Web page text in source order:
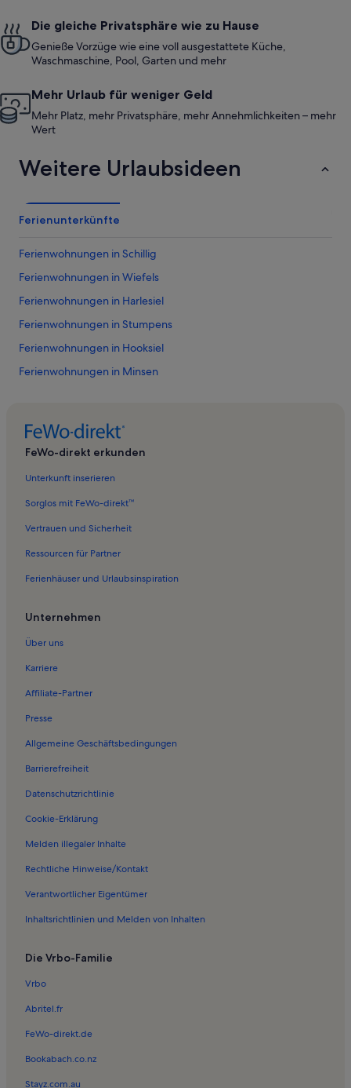
Die gleiche Privatsphäre wie zu Hause
Genieße Vorzüge wie eine voll ausgestattete Küche,
Waschmaschine, Pool, Garten und mehr
Mehr Urlaub für weniger Geld
Mehr Platz, mehr Privatsphäre, mehr Annehmlichkeiten – mehr
Wert
Weitere Urlaubsideen
Ferienunterkünfte
Ferienwohnungen in Schillig
Ferienwohnungen in Wiefels
Ferienwohnungen in Harlesiel
Ferienwohnungen in Stumpens
Ferienwohnungen in Hooksiel
Ferienwohnungen in Minsen
Ferienwohnungen in Neufunnixsiel
Ferienwohnungen in Museumshafen Carolinensiel
Ferienwohnungen in Friederikensiel
Ferienwohnungen in Funnix
Ferienwohnungen in Neugarmssiel
Ferienwohnungen in Jever
Ferienwohnungen in Schillig
Ferienwohnungen in Wüppelser Altendeich
Ferienwohnungen in Norderaltendeich
Ferienwohnungen in Wiarden
Ferienwohnungen in Altgarmssiel
Ferienwohnungen in Badestrand
Ferienwohnungen in Mederns
Ferienwohnungen in Kaisershof
Ferienwohnungen in Carolinensiel
Ferienwohnungen in Hohenkirchen
Ferienwohnungen in Quanens
Ferienwohnungen in Sankt Joost
Ferienwohnungen in Stumpenser Windmühle
FeWo-direkt erkunden
Unterkunft inserieren
Sorglos mit FeWo-direkt™
Vertrauen und Sicherheit
Ressourcen für Partner
Ferienhäuser und Urlaubsinspiration
Unternehmen
Über uns
Karriere
Affiliate-Partner
Presse
Allgemeine Geschäftsbedingungen
Barrierefreiheit
Datenschutzrichtlinie
Cookie-Erklärung
Melden illegaler Inhalte
Rechtliche Hinweise/Kontakt
Verantwortlicher Eigentümer
Inhaltsrichtlinien und Melden von Inhalten
Die Vrbo-Familie
Vrbo
Abritel.fr
FeWo-direkt.de
Bookabach.co.nz
Stayz.com.au